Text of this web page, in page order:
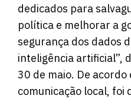
dedicados para
política e melhorar a
segurança dos dados
inteligência artificial”,
30 de maio. De acordo
comunicação local, foi